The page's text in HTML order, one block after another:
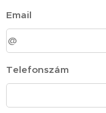
Email
Telefonszám